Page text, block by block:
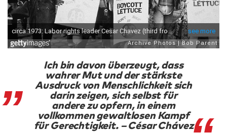
Ich bin davon überzeugt, dass
wahrer Mut und der stärkste
Ausdruck von Menschlichkeit sich
darin zeigen, sich selbst für
andere zu opfern, in einem
vollkommen gewaltlosen Kampf
für Gerechtigkeit. – César Chávez